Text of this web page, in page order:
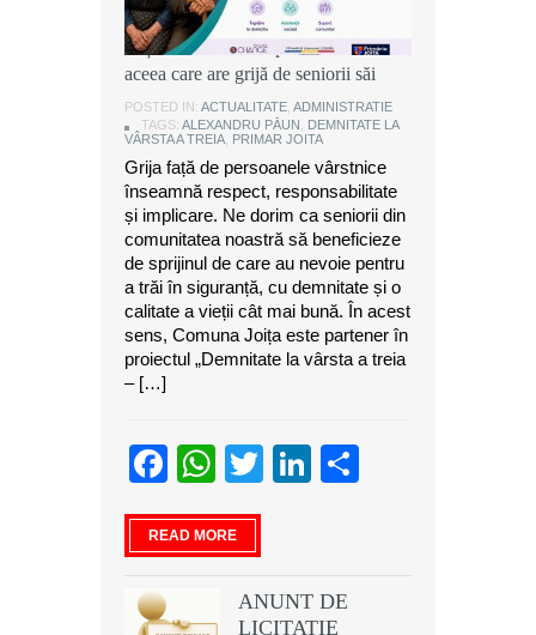
Alexandru Păun, primarul comunei
Joița: O comunitate puternică este
aceea care are grijă de seniorii săi
POSTED IN: ACTUALITATE ADMINISTRATIE
TAGS: ALEXANDRU PĂUN
DEMNITATE LA
VÂRSTA A TREIA PRIMAR JOITA
Grija față de persoanele vârstnice
înseamnă respect, responsabilitate
și implicare. Ne dorim ca seniorii din
comunitatea noastră să beneficieze
de sprijinul de care au nevoie pentru
a trăi în siguranță, cu demnitate și o
calitate a vieții cât mai bună. În acest
sens, Comuna Joița este partener în
proiectul „Demnitate la vârsta a treia
– […]
Facebook
WhatsApp
TwitterLinkedIn
READ MORE
ANUNT DE
LICITATIE